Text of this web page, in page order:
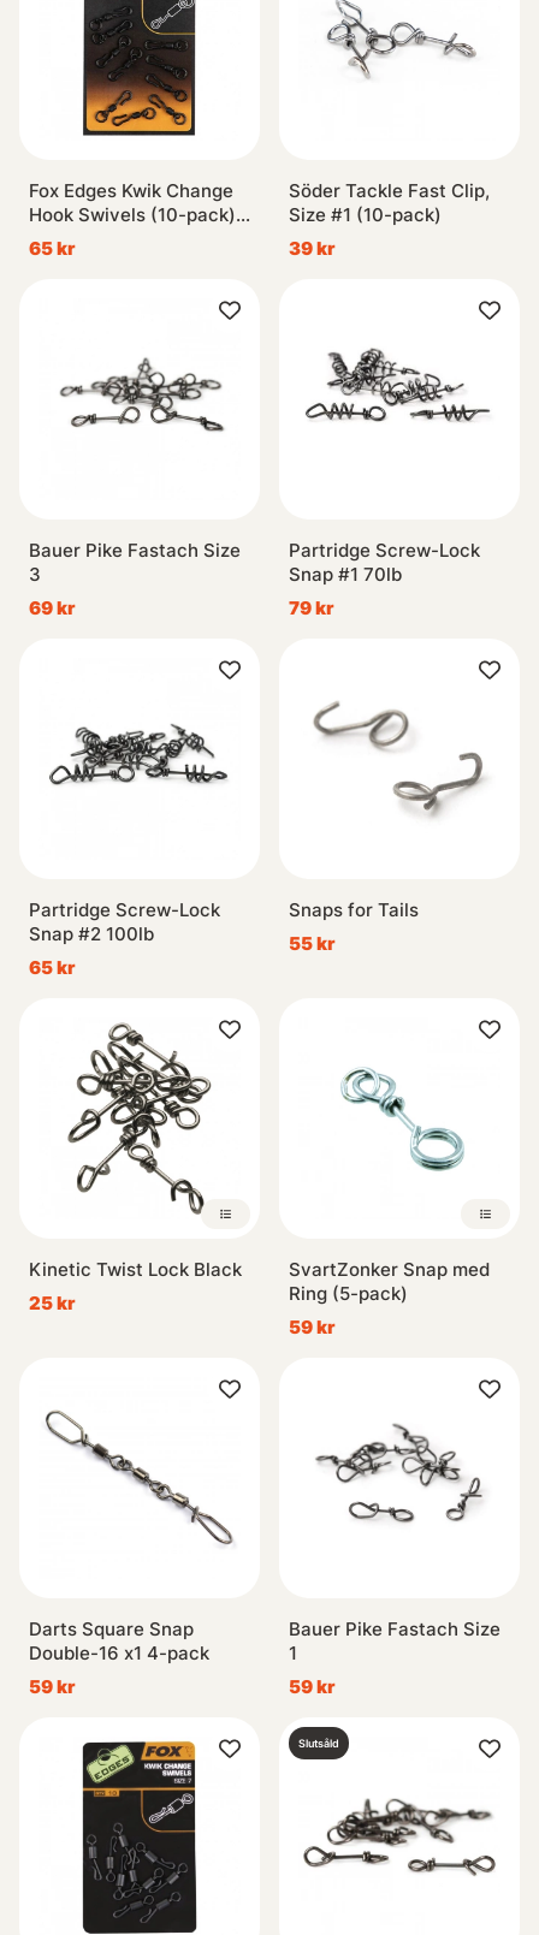
Fox Edges Kwik Change
Hook Swivels (10-pack)
Size 10
65 kr
Söder Tackle Fast Clip,
Size #1 (10-pack)
39 kr
Bauer Pike Fastach Size
3
69 kr
Partridge Screw-Lock
Snap #1 70lb
79 kr
Partridge Screw-Lock
Snap #2 100lb
65 kr
Snaps for Tails
55 kr
Kinetic Twist Lock Black
25 kr
SvartZonker Snap med
Ring (5-pack)
59 kr
Darts Square Snap
Double-16 x1 4-pack
59 kr
Bauer Pike Fastach Size
1
59 kr
Slutsåld